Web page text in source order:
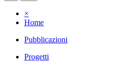
×
Home
Pubblicazioni
Progetti